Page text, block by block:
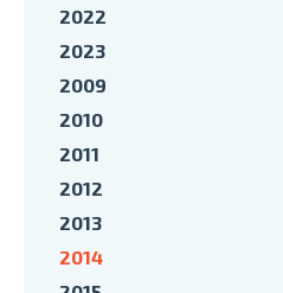
2022
2023
2009
2010
2011
2012
2013
2014